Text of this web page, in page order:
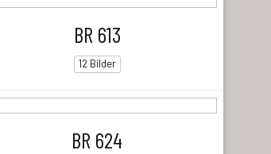
BR 613
12 Bilder
BR 624